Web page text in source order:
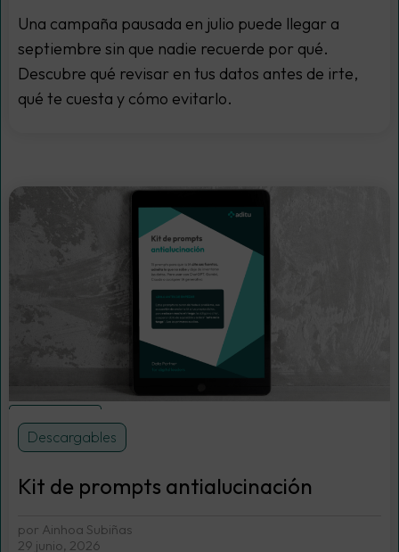
Una campaña pausada en julio puede llegar a
septiembre sin que nadie recuerde por qué.
Descubre qué revisar en tus datos antes de irte,
qué te cuesta y cómo evitarlo.
Descargables
Kit de prompts antialucinación
por Ainhoa Subiñas
29 junio, 2026